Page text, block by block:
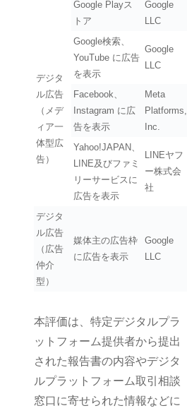
Google Playス
トア
Google
LLC
デジタ
ル広告
（メデ
ィア一
体型広
告）
Google検索、
YouTube に広告
を表示
Google
LLC
Facebook、
Instagram に広
告を表示
Meta
Platforms,
Inc.
Yahoo!JAPAN、
LINE及びファミ
リーサービスに
広告を表示
LINEヤフ
ー株式会
社
デジタ
ル広告
（広告
仲介
型）
媒体主の広告枠
に広告を表示
Google
LLC
本評価は、特定デジタルプラ
ットフォーム提供者から提出
された報告書の内容やデジタ
ルプラットフォーム取引相談
窓口に寄せられた情報などに